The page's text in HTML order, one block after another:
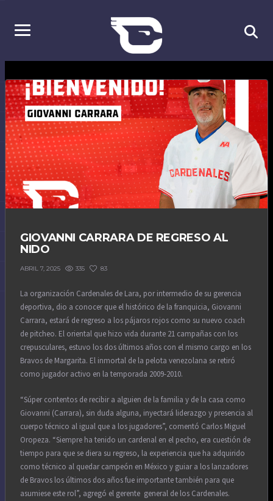
GIOVANNI CARRARA DE REGRESO AL
NIDO
ABRIL 7, 2025 335 83
La organización Cardenales de Lara, por intermedio de su gerencia
deportiva, dio a conocer que el histórico de la franquicia, Giovanni
Carrara, estará de regreso a los pájaros rojos como su nuevo coach
de pitcheo. El oriental que hizo vida durante 21 campañas con los
crepusculares, estuvo los dos últimos años con el mismo cargo en los
Bravos de Margarita. El inmortal de la pelota venezolana se retiró
como jugador activo en la temporada 2009-2010.
“Súper contentos de recibir a alguien de la familia y de la casa como
Giovanni (Carrara), sin duda alguna, inyectará liderazgo y presencia al
cuerpo técnico al igual que a los jugadores”, comentó Carlos Miguel
Oropeza. “Siempre ha tenido un cardenal en el pecho, era cuestión de
tiempo para que se diera su regreso, la experiencia que ha adquirido
como técnico al quedar campeón en México y guiar a los lanzadores
de Bravos los últimos dos años fue importante también para que
asumiese este rol”, agregó el gerente general de los Cardenales.